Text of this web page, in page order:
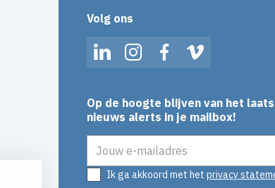
Volg ons
LinkedInInstagramFacebookVimeo
Op de hoogte blijven van het
nieuws alerts in je mailbox!
Ik ga akkoord met het privacy